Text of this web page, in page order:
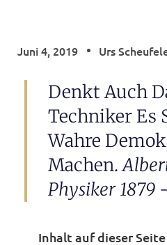
Juni 4, 2019 Urs
Denkt Auch
Techniker Es
Wahre
Machen.
Physiker 1879
Inhalt auf dieser Seite